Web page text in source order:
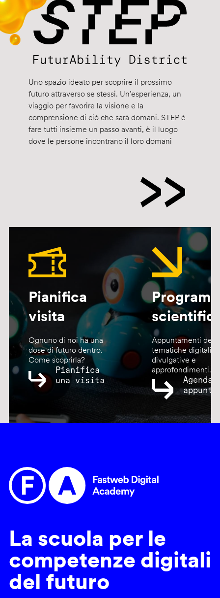
Uno spazio ideato per scoprire il prossimo
futuro attraverso se stessi. Un’esperienza, un
viaggio per favorire la visione e la
comprensione di ciò che sarà domani. STEP è
fare tutti insieme un passo avanti, è il luogo
dove le persone incontrano il loro domani
Pianifica
visita
Ognuno di noi ha una
dose di futuro dentro.
Come scoprirla?
Pianifica
una visita
Appuntamenti
tematiche digitali,
divulgative e
approfondimenti.
Agenda
La scuola per le
competenze digitali
del futuro